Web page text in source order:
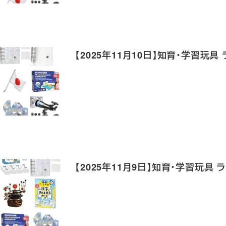
【2025年11月10日】知育・学習玩具
【2025年11月9日】知育・学習玩具